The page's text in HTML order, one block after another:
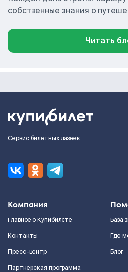
собственные знания о
Читать
Сервис билетных лазеек
Компания
Главное о Купибилете
Контакты
Пресс-центр
Партнерская программа
База
Где
Блог